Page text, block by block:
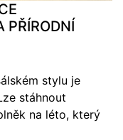
PŘÍRODNÍ
stylu je
stáhnout
na léto, který